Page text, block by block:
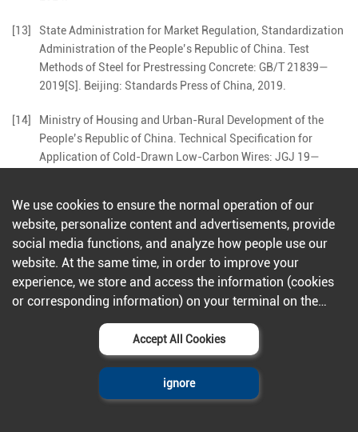
[13] State Administration for Market Regulation Standardization
Administration of the People’s Republic of China Test
Methods of Steel for Prestressing Concrete: GB/T 21839—
2019[S]. Beijing: Standards Press of China 2019
[14]
Ministry of Housing and Urban-Rural Development of the
People’s Republic of China Technical Specification for
Application of Cold-Drawn Low-Carbon Wires: JGJ 19—
[15]
Ministry of Housing and Urban-Rural Development of the
People’s Republic of China .Technical Standard for
Prestressed Concrete Pipe Pile: JGJ/T 406—2017 [S].Beijing
China Architecture & Building Press, 2018.
[16]
Ministry of Housing and Urban-Rural Development of the
Quality Supervision,Inspection and Quarantine of the
People’s Republic of China.Code for Design of Concrete
Structures (2015 Edition): GB 50010—2010 [S].
Architecture & Building Press, 2015
We use cookies to ensure the normal operation of our
website, personalize content and advertisements, provide
social media functions, and analyze how people use our
website. At the same time, in order to improve your
experience, we store and access the information (cookies
or corresponding information) on your terminal on the
condition that you agree to all our websites and
applications.Further information can be found in our
Accept All Cookies
ignore